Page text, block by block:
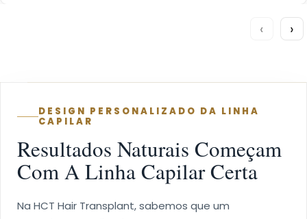
‹ ›
DESIGN PERSONALIZADO DA LINHA
CAPILAR
Resultados Naturais Começam
Com A Linha Capilar Certa
Na HCT Hair Transplant, sabemos que um